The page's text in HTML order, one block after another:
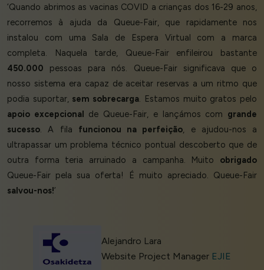
‘Quando abrimos as vacinas COVID a crianças dos 16-29 anos,
recorremos à ajuda da Queue-Fair, que rapidamente nos
instalou com uma Sala de Espera Virtual com a marca
completa. Naquela tarde, Queue-Fair enfileirou bastante
450.000 pessoas para nós. Queue-Fair significava que o
nosso sistema era capaz de aceitar reservas a um ritmo que
podia suportar, sem sobrecarga. Estamos muito gratos pelo
apoio excepcional de Queue-Fair, e lançámos com grande
sucesso. A fila funcionou na perfeição, e ajudou-nos a
ultrapassar um problema técnico pontual descoberto que de
outra forma teria arruinado a campanha. Muito obrigado
Queue-Fair pela sua oferta! É muito apreciado. Queue-Fair
salvou-nos!’
Alejandro Lara
Website Project Manager EJIE